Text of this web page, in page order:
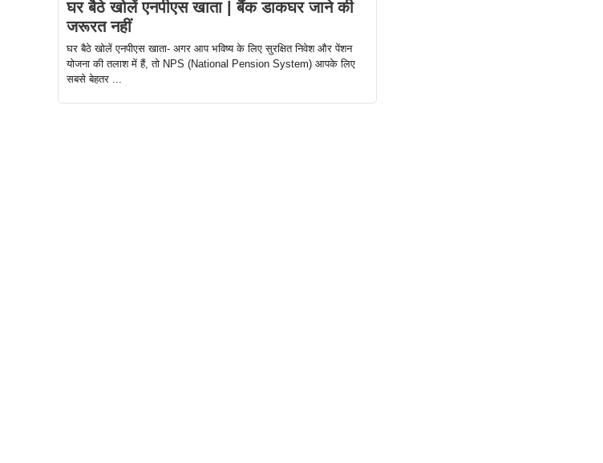
घर बैठे खोलें एनपीएस खाता | बैंक डाकघर जाने की
जरूरत नहीं
घर बैठे खोलें एनपीएस खाता- अगर आप भविष्य के लिए सुरक्षित निवेश और पेंशन
योजना की तलाश में हैं, तो NPS (National Pension System) आपके लिए
सबसे बेहतर ...